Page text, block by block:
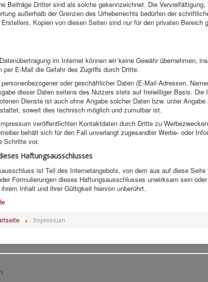
Beiträge Dritter sind als solche gekennzeichnet. Die Vervielfältigung,
außerhalb der Grenzen des Urheberrechts bedürfen der
Kopien von diesen Seiten sind nur für den privaten Bereich
im Internet können wir keine Gewähr übernehmen,
per E-Mail die Gefahr des Zugriffs durch Dritte.
oder geschäftlicher Daten (E-Mail-Adressen,
dieser Daten seitens des Nutzers stets auf freiwilliger Basis. Die
Dienste ist auch ohne Angabe solcher Daten bzw. unter
soweit dies technisch möglich und zumutbar ist.
veröffentlichten Kontaktdaten durch Dritte zu
behält sich für den Fall unverlangt zugesandter Werbe- oder
Schritte vor.
Haftungsausschlusses
ist Teil des Internetangebots, von dem aus auf diese
Formulierungen dieses Haftungsausschlusses unwirksam sein
Inhalt und ihrer Gültigkeit hiervon unberührt.
Impressum